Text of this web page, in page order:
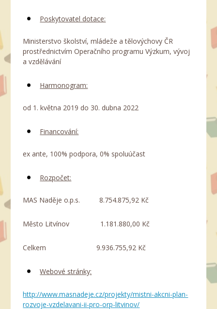
Poskytovatel dotace:
Ministerstvo školství, mládeže a tělovýchovy ČR
prostřednictvím Operačního programu Výzkum, vývoj
a vzdělávání
Harmonogram:
od 1. května 2019 do 30. dubna 2022
Financování:
ex ante, 100% podpora, 0% spoluúčast
Rozpočet:
MAS Naděje o.p.s. 8.754.875,92 Kč
Město Litvínov 1.181.880,00 Kč
Celkem 9.936.755,92 Kč
Webové stránky:
http://www.masnadeje.cz/projekty/mistni-akcni-plan-
rozvoje-vzdelavani-ii-pro-orp-litvinov/